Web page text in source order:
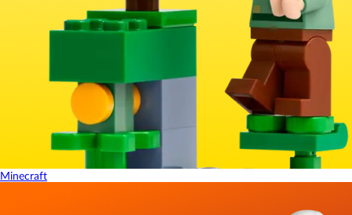
Minecraft